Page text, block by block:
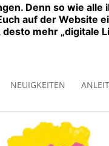
Denn so wie
auf der Website
mehr „digitale